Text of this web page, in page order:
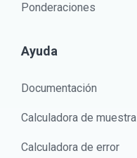
Ponderaciones
Ayuda
Documentación
Calculadora de muestra
Calculadora de error